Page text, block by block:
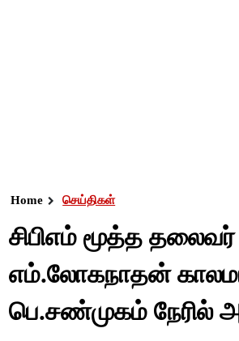
Home செய்திகள்
சிபிஎம் மூத்த தலைவர்
எம்.லோகநாதன்
பெ.சண்முகம் நேரில்